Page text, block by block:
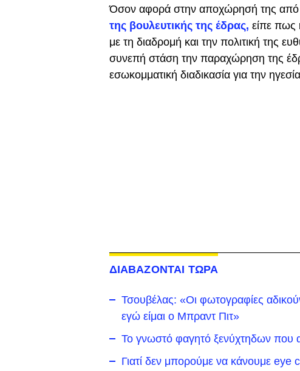
Όσον αφορά στην αποχώρησή της από
της βουλευτικής της έδρας, είπε πως
με τη διαδρομή και την πολιτική της
συνεπή στάση την παραχώρηση της
εσωκομματική διαδικασία για την
ΔΙΑΒΑΖΟΝΤΑΙ ΤΩΡΑ
Τσουβέλας: «Οι φωτογραφίες
εγώ είμαι ο Μπραντ Πιτ»
Το γνωστό φαγητό ξενύχτηδων που
Γιατί δεν μπορούμε να κάνουμε